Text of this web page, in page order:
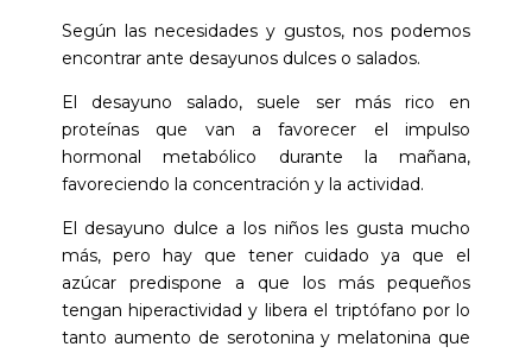
Según las necesidades y gustos, nos podemos
encontrar ante desayunos dulces o salados.
El desayuno salado, suele ser más rico en
proteínas que van a favorecer el impulso
hormonal metabólico durante la mañana,
favoreciendo la concentración y la actividad.
El desayuno dulce a los niños les gusta mucho
más, pero hay que tener cuidado ya que el
azúcar predispone a que los más pequeños
tengan hiperactividad y libera el triptófano por lo
tanto aumento de serotonina y melatonina que